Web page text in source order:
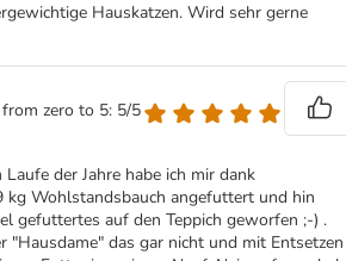
Hauskatzen. Wird sehr gerne
zero to 5: 5/5
der Jahre habe ich mir dank
kg Wohlstandsbauch angefuttert und hin
gefuttertes auf den Teppich geworfen ;-) .
"Hausdame" das gar nicht und mit Entsetzen